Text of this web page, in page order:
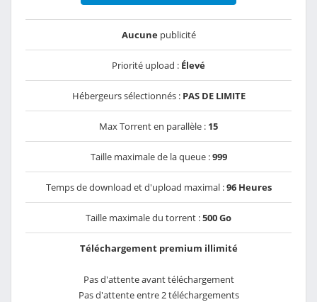
Aucunepublicité
Priorité upload : Élevé
Hébergeurs sélectionnés : PAS DE LIMITE
Max Torrent en parallèle : 15
Taille maximale de la queue :999
Temps de download et d'upload maximal :96 Heures
Taille maximale du torrent :500 Go
Téléchargement premium illimité
Pas d'attente avant téléchargement
Pas d'attente entre 2 téléchargements